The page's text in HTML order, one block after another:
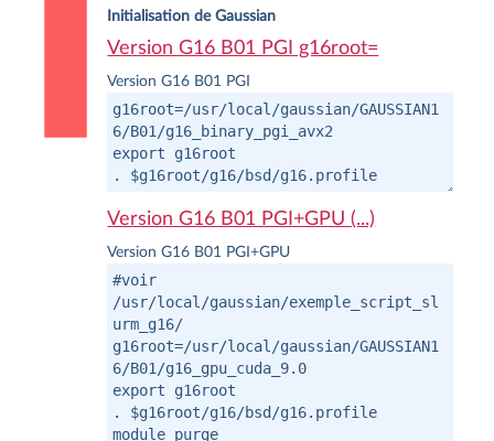
Initialisation de Gaussian
Version G16 B01 PGI g16root=
Version G16 B01 PGI
Version G16 B01 PGI+GPU (...)
Version G16 B01 PGI+GPU